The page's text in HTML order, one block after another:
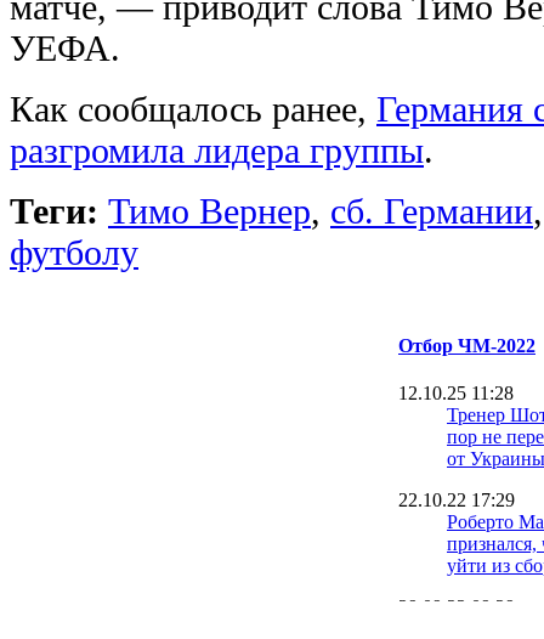
УЕФА.
Как сообщалось ранее, Германия
разгромила лидера группы.
Теги: Тимо Вернер, сб. Германии
футболу
Отбор ЧМ-2022
12.10.25 11:28
Тренер
пор не
от Украины
22.10.22 17:29
Роберто
признался,
уйти из
29.09.22 09:29